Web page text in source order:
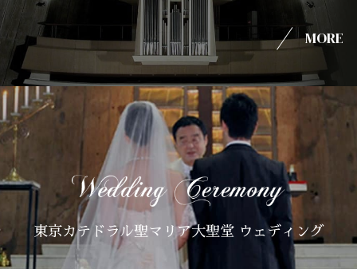
MORE
東京カテドラル聖マリア大聖堂 ウェディング